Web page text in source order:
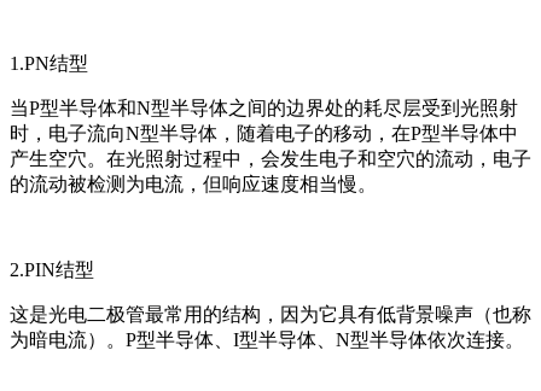
1.PN结型
当P型半导体和N型半导体之间的边界处的耗尽层受到光照射
时，电子流向N型半导体，随着电子的移动，在P型半导体中
产生空穴。在光照射过程中，会发生电子和空穴的流动，电子
的流动被检测为电流，但响应速度相当慢。
2.PIN结型
这是光电二极管最常用的结构，因为它具有低背景噪声（也称
为暗电流）。P型半导体、I型半导体、N型半导体依次连接。